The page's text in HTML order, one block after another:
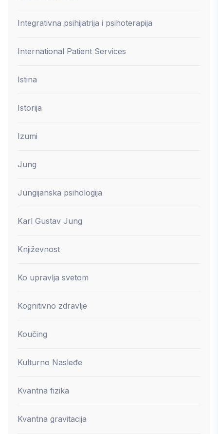
Integrativna psihijatrija i psihoterapija
International Patient Services
Istina
Istorija
Izumi
Jung
Jungijanska psihologija
Karl Gustav Jung
Književnost
Ko upravlja svetom
Kognitivno zdravlje
Koučing
Kulturno Nasleđe
Kvantna fizika
Kvantna gravitacija